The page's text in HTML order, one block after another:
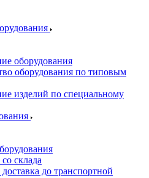
оборудования
оборудования по типовым
изделий по специальному
склада
доставка до транспортной